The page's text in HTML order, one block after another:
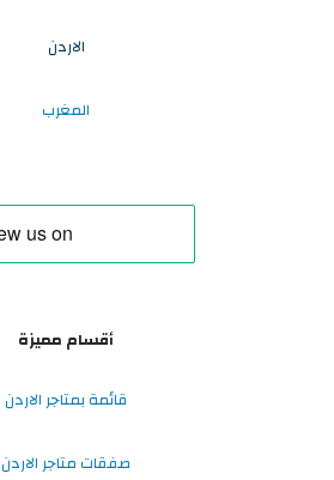
الاردن
المغرب
أقسام مميزة
قائمة بمتاجر الاردن
صفقات متاجر الاردن